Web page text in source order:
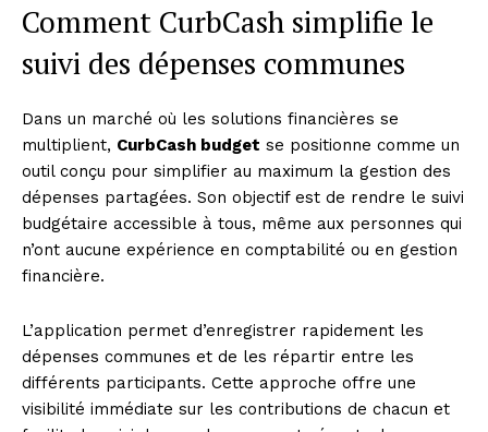
Comment CurbCash simplifie le
suivi des dépenses communes
Dans un marché où les solutions financières se
multiplient, CurbCash budget se positionne comme un
outil conçu pour simplifier au maximum la gestion des
dépenses partagées. Son objectif est de rendre le suivi
budgétaire accessible à tous, même aux personnes qui
n’ont aucune expérience en comptabilité ou en gestion
financière.
L’application permet d’enregistrer rapidement les
dépenses communes et de les répartir entre les
différents participants. Cette approche offre une
visibilité immédiate sur les contributions de chacun et